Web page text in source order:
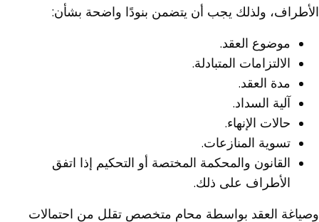
الأطراف، ولذلك يجب أن يتضمن بنودًا واضحة بشأن:
موضوع العقد.
الالتزامات المتبادلة.
مدة العقد.
آلية السداد.
حالات الإنهاء.
تسوية المنازعات.
القانون والمحكمة المختصة أو التحكيم إذا اتفق
الأطراف على ذلك.
وصياغة العقد بواسطة محامٍ متخصص تقلل من احتمالات